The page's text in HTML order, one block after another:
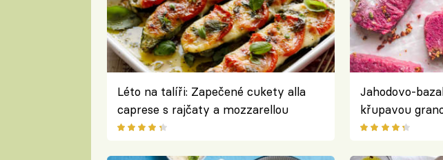
Léto na talíři: Zapečené cukety alla
caprese s rajčaty a mozzarellou
Jahodovo-
křupavou
Kardamommy